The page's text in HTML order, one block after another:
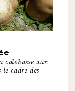
calebasse aux
cadre des